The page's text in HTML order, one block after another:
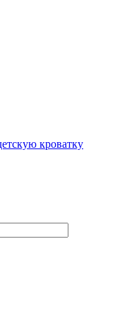
кроватку